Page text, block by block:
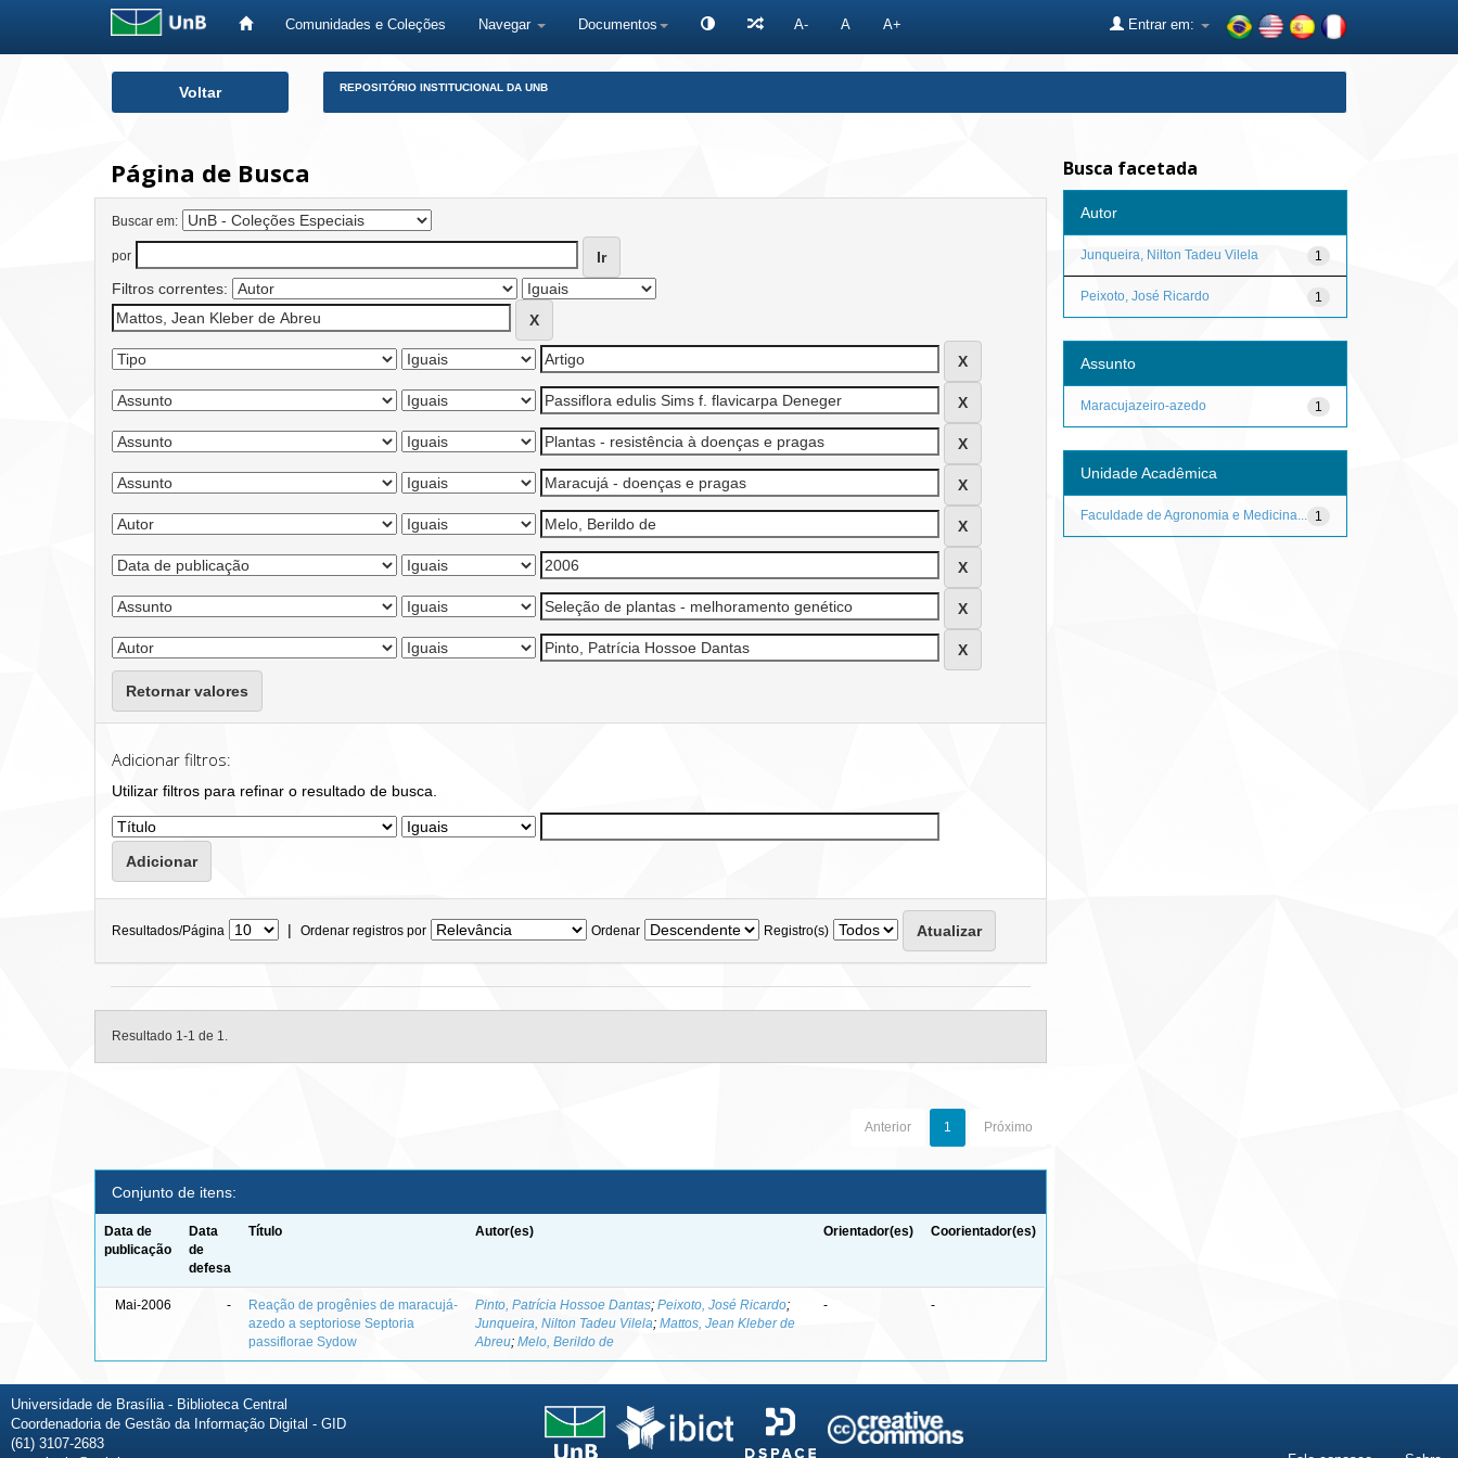
Comunidades e Coleções Navegar Documentos A- A A+ Entrar em:
Voltar REPOSITÓRIO INSTITUCIONAL DA UNB
Página de Busca
Buscar em:
por
Filtros correntes:
Retornar valores
Adicionar filtros:
Utilizar filtros para refinar o resultado de busca.
Resultados/Página | Ordenar registros por Ordenar Registro(s)
Resultado 1-1 de 1.
Anterior 1 Próximo
Conjunto de itens:
Data de
publicação
Data
de
defesa
Título Autor(es) Orientador(es) Coorientador(es)
Mai-2006 -
Reação de progênies de maracujá-
azedo a septoriose Septoria
passiflorae Sydow
Pinto, Patrícia Hossoe Dantas;Peixoto, José Ricardo;
Junqueira, Nilton Tadeu Vilela;Mattos, Jean Kleber de
Abreu;Melo, Berildo de
- -
Busca facetada
Autor
1
Junqueira, Nilton Tadeu Vilela
1
Peixoto, José Ricardo
Assunto
1
Maracujazeiro-azedo
Unidade Acadêmica
1
Faculdade de Agronomia e Medicina...
Universidade de Brasília - Biblioteca Central
Coordenadoria de Gestão da Informação Digital - GID
(61) 3107-2683